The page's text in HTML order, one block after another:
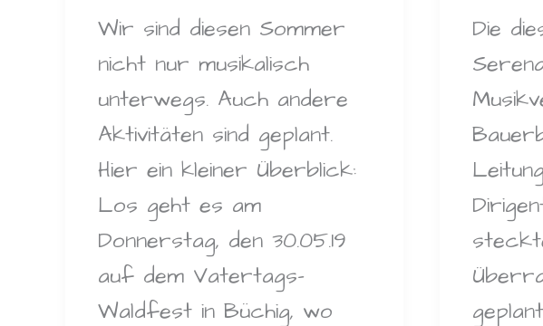
Wir sind diesen Sommer
nicht nur musikalisch
unterwegs. Auch andere
Aktivitäten sind geplant.
Hier ein kleiner Überblick:
Los geht es am
Donnerstag, den 30.05.19
auf dem Vatertags-
Waldfest in Büchig, wo
Die